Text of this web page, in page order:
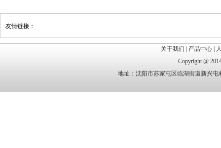
友情链接：
关于我们 产品中心
Copyright @
地址：沈阳市苏家屯区临湖街道新兴屯